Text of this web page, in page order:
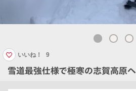
雪道最強仕様で極寒の志賀高原へ
いいね！ 9